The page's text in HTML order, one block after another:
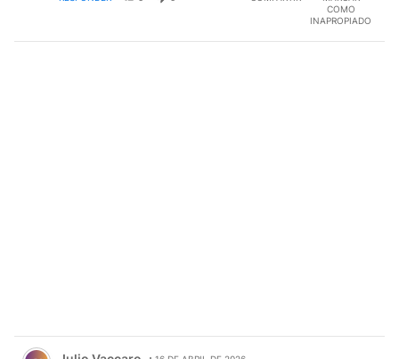
COMO
INAPROPIADO
Comentario de Julio Vaccaro.